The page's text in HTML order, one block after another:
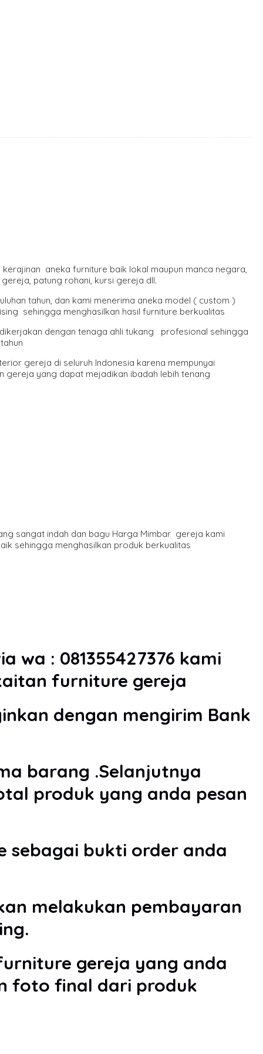
aneka furniture baik lokal maupun manca negara,
patung rohani, kursi gereja dll.
tahun, dan kami menerima aneka model ( custom )
sehingga menghasilkan hasil furniture berkualitas
dengan tenaga ahli tukang profesional sehingga
gereja di seluruh Indonesia karena mempunyai
yang dapat mejadikan ibadah lebih tenang
sangat indah dan bagu Harga Mimbar gereja kami
sehingga menghasilkan produk berkualitas
: 081355427376 kami
furniture gereja
dengan mengirim Bank
barang .Selanjutnya
produk yang anda pesan
sebagai bukti order anda
melakukan pembayaran
gereja yang anda
foto final dari produk